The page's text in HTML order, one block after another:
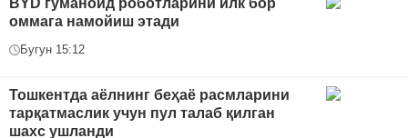
BYD гуманоид роботларини илк бор
оммага намойиш этади
Бугун 15:12
Тошкентда аёлнинг беҳаё расмларини
тарқатмаслик учун пул талаб қилган
шахс ушланди